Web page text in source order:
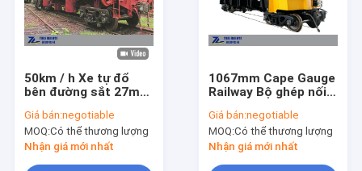
Toa xe lửa
Toa xe chở dầu
Toa xe lửa
Container phẳng toa xe
Mở toa xe hàng đầu
50km / h Xe tự đổ
bên đường sắt 27m3
dằn Trailer
Giá bán:negotiable
MOQ:Có thể thương lượng
Nhận giá mới nhất
1067mm Cape Gauge
Railway Bộ ghép nối
Tải trọng
Giá bán:negotiable
MOQ:Có thể thương lượng
Nhận giá mới nhất